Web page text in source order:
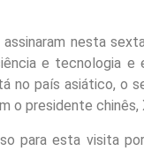
assinaram nesta
e tecnologia e
no país asiático, o
o presidente chinês,
para esta visita